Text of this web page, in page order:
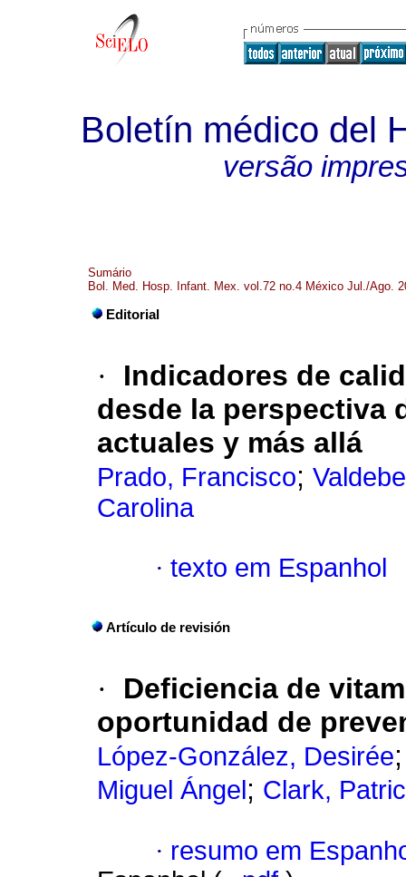
Boletín médico del
versão
Sumário
Bol. Med. Hosp. Infant. Mex. vol.72 no.4 México Jul./Ago.
Editorial
·
Indicadores de
desde la perspectiva
actuales y más allá
Prado, Francisco;
Carolina
· texto em Espanhol
Artículo de revisión
·
Deficiencia de
oportunidad de
López-González, Desirée
Miguel Ángel ; Clark,
· resumo em